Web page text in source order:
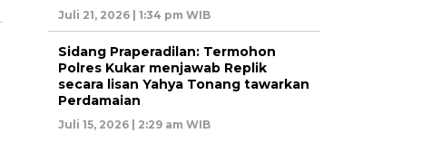
Juli 21, 2026 | 1:34 pm WIB
Sidang Praperadilan: Termohon
Polres Kukar menjawab Replik
secara lisan Yahya Tonang tawarkan
Perdamaian
Juli 15, 2026 | 2:29 am WIB